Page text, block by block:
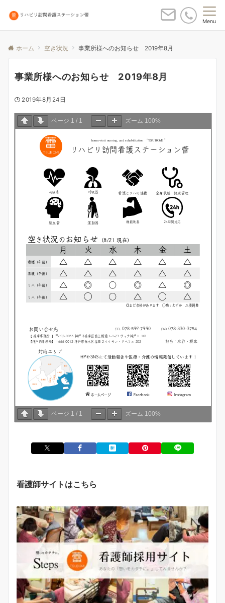
Menu
ホーム 空き状況 事業所様へのお知らせ 2019年8月
事業所様へのお知らせ 2019年8月
2019年8月24日
ページ 1 / 1 ズーム 100%
ページ 1 / 1 ズーム 100%
看護師サイトはこちら